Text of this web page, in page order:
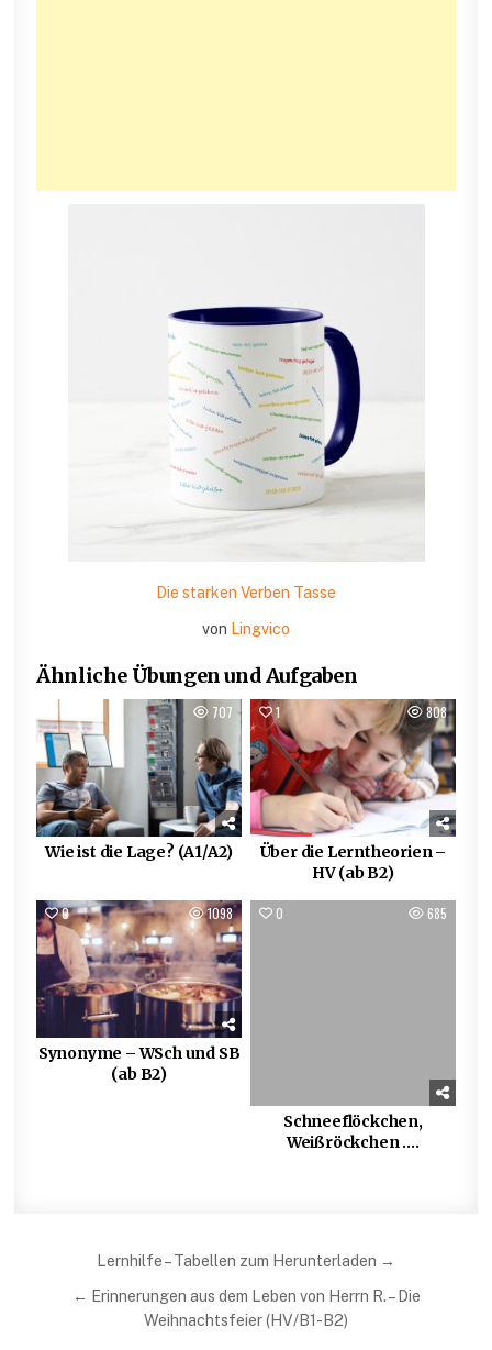
Die starken Verben Tasse
von Lingvico
Ähnliche Übungen und Aufgaben
707
Wie ist die Lage? (A1/A2)
1 808
Über die Lerntheorien –
HV (ab B2)
0 1098
Synonyme – WSch und SB
(ab B2)
0 685
Schneeflöckchen,
Weißröckchen ….
Beitragsnavigation
Lernhilfe – Tabellen zum Herunterladen →
← Erinnerungen aus dem Leben von Herrn R. – Die
Weihnachtsfeier (HV/B1-B2)